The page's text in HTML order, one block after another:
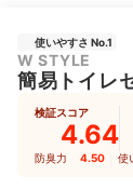
使いやすさ No.1
W STYLE
簡易トイレ
検証スコア
4.64
防臭力 4.50 使